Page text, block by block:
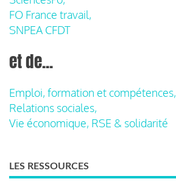
FO France travail,
SNPEA CFDT
et de...
Emploi, formation et compétences,
Relations sociales,
Vie économique, RSE & solidarité
LES RESSOURCES